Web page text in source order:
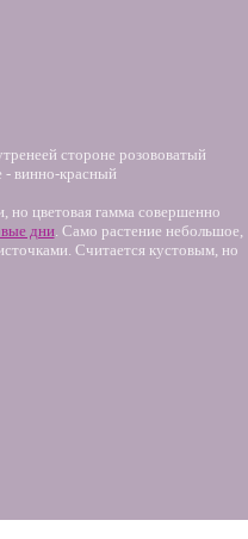
стороне розововатый
- винно-красный
но цветовая гамма совершенно
дни. Само растение небольшое,
Считается кустовым, но